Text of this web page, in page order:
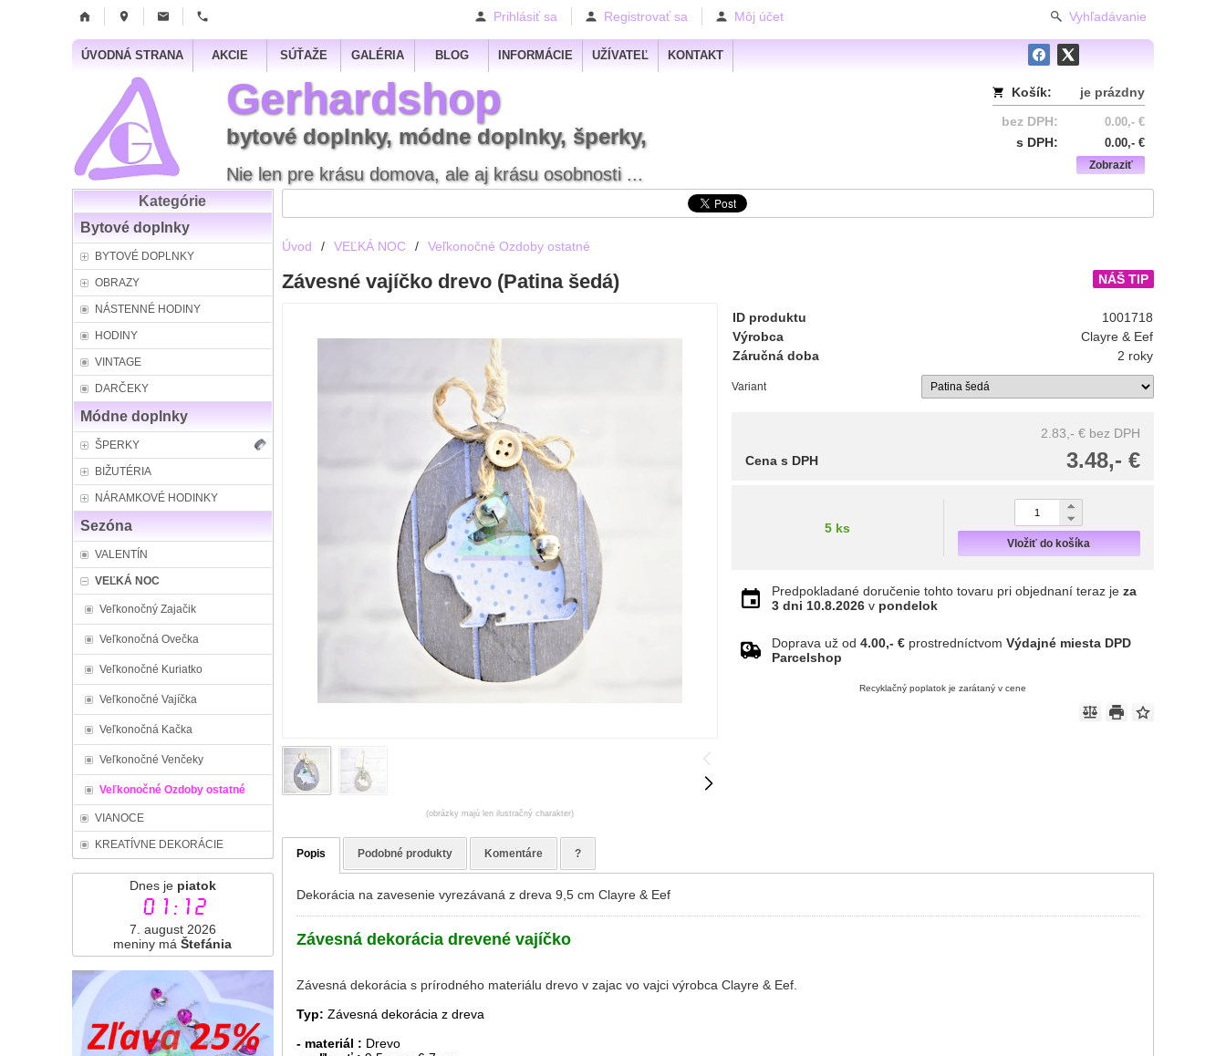
Prihlásiť sa Registrovať sa Môj účet Vyhľadávanie
ÚVODNÁ STRANA AKCIE SÚŤAŽE GALÉRIA BLOG INFORMÁCIE UŽÍVATEĽ KONTAKT
Košík:
je prázdny
bez DPH:
0.00,- €
s DPH: 0.00,- €
Zobraziť
Gerhardshop
bytové doplnky, módne doplnky, šperky,
Nie len pre krásu domova, ale aj krásu osobnosti ...
Kategórie
Bytové doplnky
BYTOVÉ DOPLNKY
OBRAZY
NÁSTENNÉ HODINY
HODINY
VINTAGE
DARČEKY
Módne doplnky
ŠPERKY
BIŽUTÉRIA
NÁRAMKOVÉ HODINKY
Sezóna
VALENTÍN
VEĽKÁ NOC
Veľkonočný Zajačik
Veľkonočná Ovečka
Veľkonočné Kuriatko
Veľkonočné Vajíčka
Veľkonočná Kačka
Veľkonočné Venčeky
Veľkonočné Ozdoby ostatné
VIANOCE
KREATÍVNE DEKORÁCIE
Dnes je piatok
01:12
7. august 2026
meniny máŠtefánia
Úvod / VEĽKÁ NOC / Veľkonočné Ozdoby ostatné
NÁŠ TIP
Závesné vajíčko drevo (Patina šedá)
(obrázky majú len ilustračný charakter)
ID produktu
1001718
Výrobca
Clayre & Eef
Záručná doba
2 roky
Variant
2.83,- € bez DPH
3.48,- €
Cena s DPH
5 ks
Vložiť do košíka
Predpokladané doručenie tohto tovaru pri objednaní teraz jeza
3 dni 10.8.2026 v pondelok
Doprava už od4.00,- € prostredníctvomVýdajné miesta DPD
Parcelshop
Recyklačný poplatok je zarátaný v cene
Popis Podobné produkty Komentáre ?
Dekorácia na zavesenie vyrezávaná z dreva 9,5 cm Clayre & Eef
Závesná dekorácia drevené vajíčko
Závesná dekorácia s prírodného materiálu drevo v zajac vo vajci výrobca Clayre & Eef.
Typ: Závesná dekorácia z dreva
- materiál : Drevo